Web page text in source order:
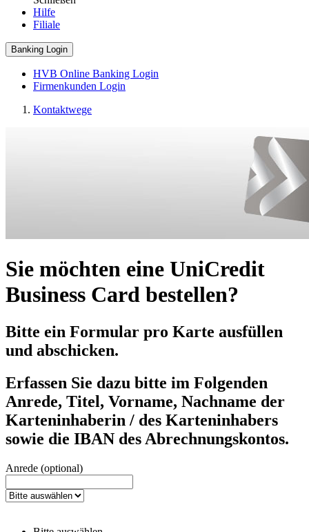
Hilfe
Filiale
Banking Login
HVB Online Banking Login
Firmenkunden Login
Kontaktwege
Sie möchten eine UniCredit
Business Card bestellen?
Bitte ein Formular pro Karte ausfüllen
und abschicken.
Erfassen Sie dazu bitte im Folgenden
Anrede, Titel, Vorname, Nachname der
Karteninhaberin / des Karteninhabers
sowie die IBAN des Abrechnungskontos.
Anrede (optional)